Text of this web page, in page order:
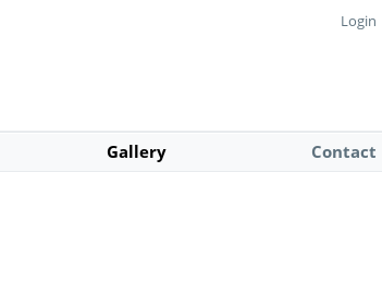
Login
Gallery Contact